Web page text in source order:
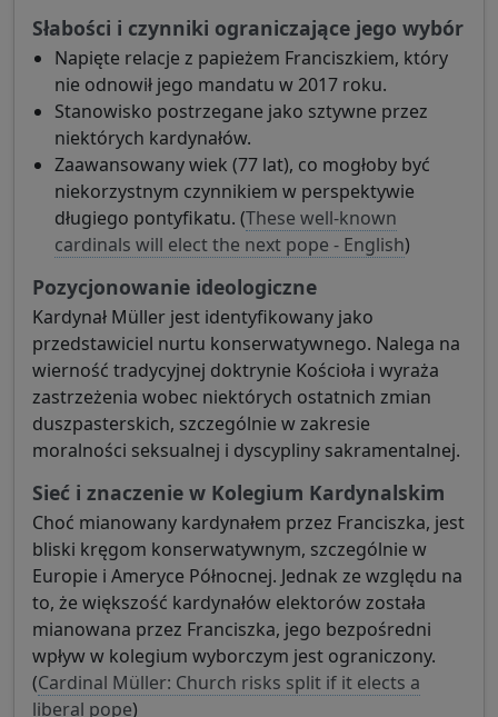
Słabości i czynniki ograniczające jego wybór
Napięte relacje z papieżem Franciszkiem, który
nie odnowił jego mandatu w 2017 roku.
Stanowisko postrzegane jako sztywne przez
niektórych kardynałów.
Zaawansowany wiek (77 lat), co mogłoby być
niekorzystnym czynnikiem w perspektywie
długiego pontyfikatu. (These well-known
cardinals will elect the next pope - English)
Pozycjonowanie ideologiczne
Kardynał Müller jest identyfikowany jako
przedstawiciel nurtu konserwatywnego. Nalega na
wierność tradycyjnej doktrynie Kościoła i wyraża
zastrzeżenia wobec niektórych ostatnich zmian
duszpasterskich, szczególnie w zakresie
moralności seksualnej i dyscypliny sakramentalnej.
Sieć i znaczenie w Kolegium Kardynalskim
Choć mianowany kardynałem przez Franciszka, jest
bliski kręgom konserwatywnym, szczególnie w
Europie i Ameryce Północnej. Jednak ze względu na
to, że większość kardynałów elektorów została
mianowana przez Franciszka, jego bezpośredni
wpływ w kolegium wyborczym jest ograniczony.
(Cardinal Müller: Church risks split if it elects a
liberal pope)